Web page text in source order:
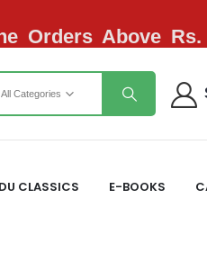
Orders Above Rs.
All Categories
CLASSICS E-BOOKS